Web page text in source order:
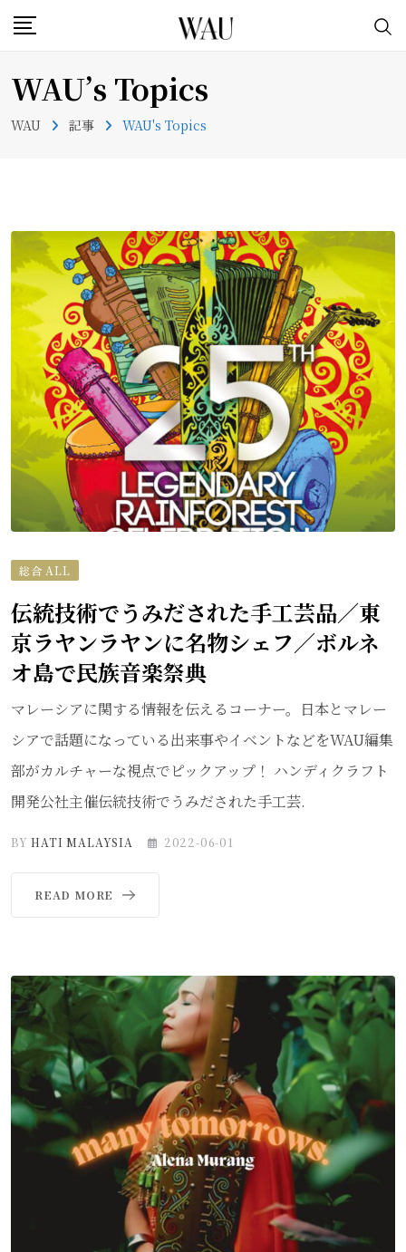
Skip
content
WAU’s Topics
WAU 記事 WAU's Topics
総合 ALL
伝統技術でうみだされた手工芸品／東
京ラヤンラヤンに名物シェフ／ボルネ
オ島で民族音楽祭典
マレーシアに関する情報を伝えるコーナー。日本とマレー
シアで話題になっている出来事やイベントなどをWAU編集
部がカルチャーな視点でピックアップ！ ハンディクラフト
開発公社主催伝統技術でうみだされた手工芸.
BYHATI MALAYSIA 2022-06-01
READ MORE